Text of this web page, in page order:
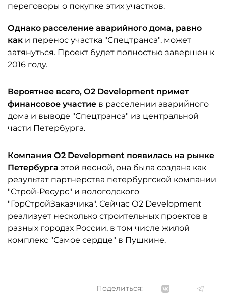
переговоры о покупке этих участков.
Однако расселение аварийного дома, равно
как и перенос участка "Спецтранса", может
затянуться. Проект будет полностью завершен к
2016 году.
Вероятнее всего, О2 Development примет
финансовое участие в расселении аварийного
дома и выводе "Спецтранса" из центральной
части Петербурга.
Компания О2 Development появилась на рынке
Петербурга этой весной, она была создана как
результат партнерства петербургской компании
"Строй-Ресурс" и вологодского
"ГорСтройЗаказчика". Сейчас О2 Development
реализует несколько строительных проектов в
разных городах России, в том числе жилой
комплекс "Самое сердце" в Пушкине.
Поделиться: